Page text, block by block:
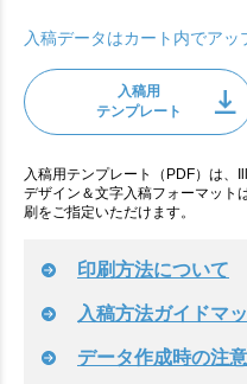
入稿データはカート内でアッ
入稿用
テンプレート
入稿用テンプレート（PDF）は、
デザイン＆文字入稿フォーマット
刷をご指定いただけます。
印刷方法について
入稿方法ガイドマ
データ作成時の注